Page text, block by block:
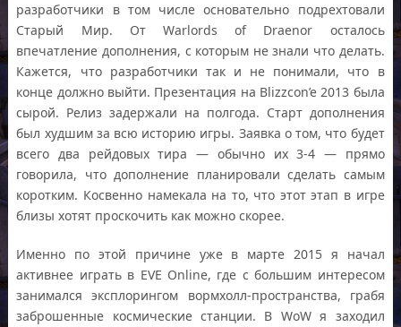
разработчики в том числе основательно подрехтовали
Старый Мир. От Warlords of Draenor осталось
впечатление дополнения, с которым не знали что делать.
Кажется, что разработчики так и не понимали, что в
конце должно выйти. Презентация на Blizzcon’e 2013 была
сырой. Релиз задержали на полгода. Старт дополнения
был худшим за всю историю игры. Заявка о том, что будет
всего два рейдовых тира — обычно их 3-4 — прямо
говорила, что дополнение планировали сделать самым
коротким. Косвенно намекала на то, что этот этап в игре
близы хотят проскочить как можно скорее.
Именно по этой причине уже в марте 2015 я начал
активнее играть в EVE Online, где с большим интересом
занимался эксплорингом вормхолл-пространства, грабя
заброшенные космические станции. В WoW я заходил